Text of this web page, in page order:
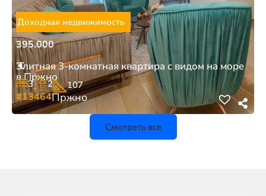
395.000
€
Элитная 3-комнатная квартира с видом на море
в Пржно
3 2 107
#13464Пржно
Доходная недвижимость
Смотреть все